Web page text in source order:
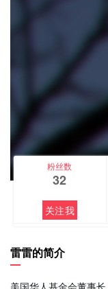
粉丝数
32
关注我
雷雷的简介
美国华人基金会董事